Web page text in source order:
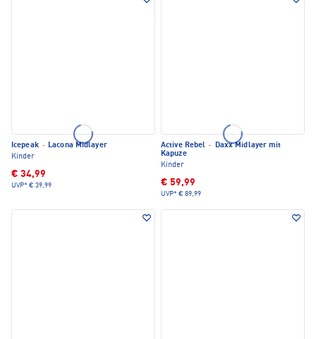
Icepeak · Lacona Midlayer
Kinder
€ 34,99
UVP* € 39,99
Active Rebel ·
Daxx Midlayer mit
Kapuze
Kinder
€ 59,99
UVP* € 89,99